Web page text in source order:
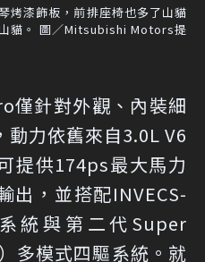
烤漆飾板，前排座椅也多了山貓
貓。 圖／Mitsubishi Motors提
僅針對外觀、內裝細
動力依舊來自3.0L V6
提供174ps最大馬力
出，並搭配INVECS-
統與第二代Super
多模式四驅系統。就